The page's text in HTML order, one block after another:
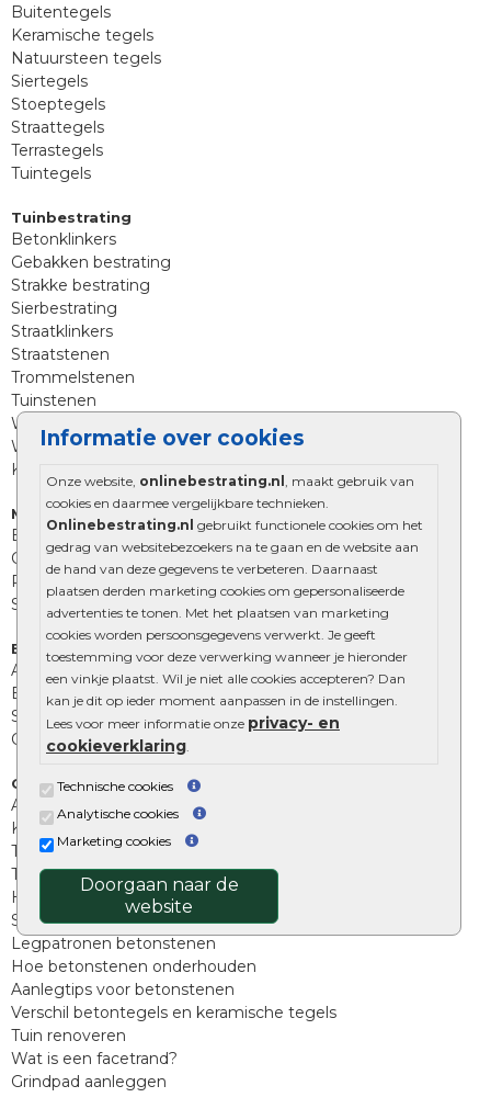
Informatie over cookies
Onze website, onlinebestrating.nl , maakt gebruik van
cookies en daarmee vergelijkbare technieken.
Onlinebestrating.nl gebruikt functionele cookies om het
gedrag van websitebezoekers na te gaan en de website aan
de hand van deze gegevens te verbeteren. Daarnaast
plaatsen derden marketing cookies om gepersonaliseerde
advertenties te tonen. Met het plaatsen van marketing
cookies worden persoonsgegevens verwerkt. Je geeft
toestemming voor deze verwerking wanneer je hieronder
een vinkje plaatst. Wil je niet alle cookies accepteren? Dan
kan je dit op ieder moment aanpassen in de instellingen.
Lees voor meer informatie onze privacy- en
cookieverklaring.
Technische cookies
Analytische cookies
Marketing cookies
Doorgaan naar de
website
Buitentegels
Keramische tegels
Natuursteen tegels
Siertegels
Stoeptegels
Straattegels
Terrastegels
Tuintegels
Tuinbestrating
Betonklinkers
Gebakken bestrating
Strakke bestrating
Sierbestrating
Straatklinkers
Straatstenen
Trommelstenen
Tuinstenen
Waalformaat
Wildverband bestrating
Kingstones
Muurelementen
Betonbielzen
Opsluitbanden
Palissades
Stapelblokken
Extra benodigdheden
Afwatering en diversen
Beplantings en betonelementen
Split, grind en zand
Oprit tegels
Overig
Aanbiedingen
Kunstgras
Tuintegels outlet
Terrastegels leggen
Hoe richt ik een landelijke tuin in?
Sierbestrating schoonmaken
Legpatronen betonstenen
Hoe betonstenen onderhouden
Aanlegtips voor betonstenen
Verschil betontegels en keramische tegels
Tuin renoveren
Wat is een facetrand?
Grindpad aanleggen